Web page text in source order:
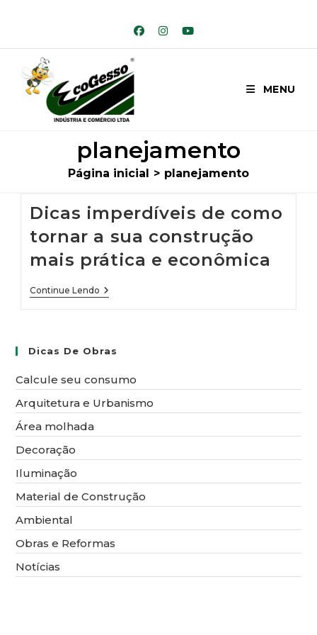
conteúdo
MENU
planejamento
Página inicial > planejamento
Dicas imperdíveis de como
tornar a sua construção
mais prática e econômica
Continue Lendo Dicas
Imperdíveis
A
Sua
Mais
Prática
E
Econômica
Dicas De Obras
Calcule seu consumo
Arquitetura e Urbanismo
Área molhada
Decoração
Iluminação
Material de Construção
Ambiental
Obras e Reformas
Notícias